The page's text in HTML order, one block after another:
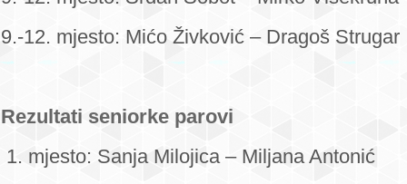
9.-12. mjesto: Mićo Živković – Dragoš Strugar
Rezultati seniorke parovi
1. mjesto: Sanja Milojica – Miljana Antonić